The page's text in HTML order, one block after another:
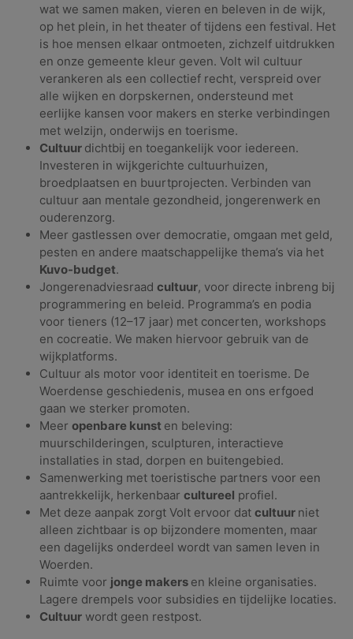
wat we samen maken, vieren en beleven in de wijk,
op het plein, in het theater of tijdens een festival. Het
is hoe mensen elkaar ontmoeten, zichzelf uitdrukken
en onze gemeente kleur geven. Volt wil cultuur
verankeren als een collectief recht, verspreid over
alle wijken en dorpskernen, ondersteund met
eerlijke kansen voor makers en sterke verbindingen
met welzijn, onderwijs en toerisme.
Cultuur dichtbij en toegankelijk voor iedereen.
Investeren in wijkgerichte cultuurhuizen,
broedplaatsen en buurtprojecten. Verbinden van
cultuur aan mentale gezondheid, jongerenwerk en
ouderenzorg.
Meer gastlessen over democratie, omgaan met geld,
pesten en andere maatschappelijke thema’s via het
Kuvo-budget.
Jongerenadviesraad cultuur, voor directe inbreng bij
programmering en beleid. Programma’s en podia
voor tieners (12–17 jaar) met concerten, workshops
en cocreatie. We maken hiervoor gebruik van de
wijkplatforms.
Cultuur als motor voor identiteit en toerisme. De
Woerdense geschiedenis, musea en ons erfgoed
gaan we sterker promoten.
Meer openbare kunst en beleving:
muurschilderingen, sculpturen, interactieve
installaties in stad, dorpen en buitengebied.
Samenwerking met toeristische partners voor een
aantrekkelijk, herkenbaar cultureel profiel.
Met deze aanpak zorgt Volt ervoor dat cultuur niet
alleen zichtbaar is op bijzondere momenten, maar
een dagelijks onderdeel wordt van samen leven in
Woerden.
Ruimte voor jonge makers en kleine organisaties.
Lagere drempels voor subsidies en tijdelijke locaties.
Cultuur wordt geen restpost.